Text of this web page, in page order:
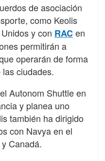
de asociación
como Keolis
y con RACen
permitirán a
operarán de forma
ciudades.
Autonom Shuttle en
y planea uno
también ha dirigido
con Navya en el
Canadá.